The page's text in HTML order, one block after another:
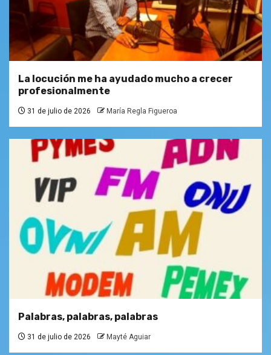
La locución me ha ayudado mucho a crecer
profesionalmente
31 de julio de 2026 María Regla Figueroa
Palabras, palabras, palabras
31 de julio de 2026 Mayté Aguiar